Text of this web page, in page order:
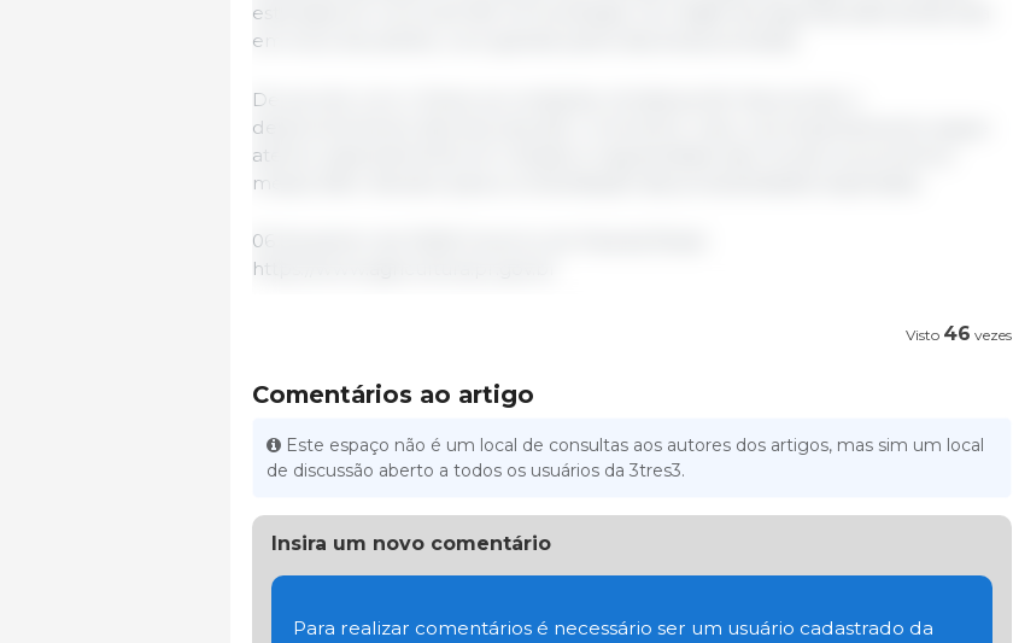
estimada em cerca de 184 mil toneladas. Já o feijão da segunda safra ainda está
em início de plantio, com grande parte das áreas previstas.
De acordo com o Deral, as condições climáticas têm favorecido o
desenvolvimento das lavouras até o momento, mas o acompanhamento segue
atento, especialmente em relação à regularidade das chuvas nos próximos
meses, fator decisivo para a consolidação das produtividades esperadas.
06 de janeiro de 2026/ Governo do Paraná/ Brasil.
https://www.agricultura.pr.gov.br
Visto 46 vezes
Comentários ao artigo
Este espaço não é um local de consultas aos autores dos artigos, mas sim um local
de discussão aberto a todos os usuários da 3tres3.
Insira um novo comentário
Para realizar comentários é necessário ser um usuário cadastrado da